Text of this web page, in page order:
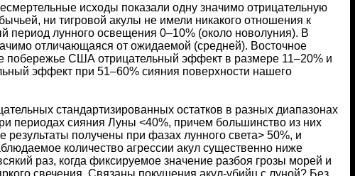
исходы показали одну значимо отрицательную
ни тигровой акулы не имели никакого отношения к
лунного освещения 0–10% (около новолуния). В
отличающаяся от ожидаемой (средней). Восточное
США отрицательный эффект в размере 11–20% и
эффект при 51–60% сияния поверхности нашего
стандартизированных остатков в разных диапазонах
периодах сияния Луны <40%, причем большинство из них
получены при фазах лунного света> 50%, и
количество агрессии акул существенно ниже
раз, когда фиксируемое значение разбоя грозы морей и
свечения. Связаны покушения акул-убийц с луной? Без